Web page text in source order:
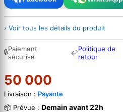
› Voir tous les détails du produit
🔒Paiement
sécurisé
↩Politique de
retour
50 000
Livraison : Payante
📦 Prévue : Demain avant 22h